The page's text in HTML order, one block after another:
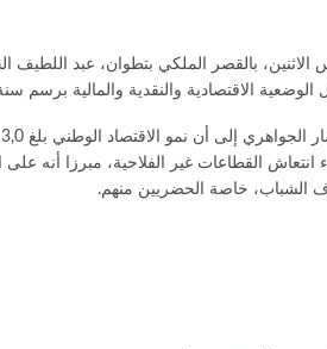
بالقصر الملكي بتطوان، عبد اللطيف
الاقتصادية والنقدية والمالية برسم سنة
الشباب، خاصة الحضريين منهم.